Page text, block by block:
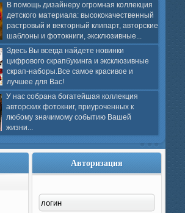
В помощь дизайнеру огромная коллекция
детского материала: высококачественный
растровый и векторный клипарт, авторские
шаблоны и фотокниги, эксклюзивные...
Здесь Вы всегда найдете новинки
цифрового скрапбукинга и эксклюзивные
скрап-наборы.Все самое красивое и
лучшее для Вас!
У нас собрана богатейшая коллекция
авторских фотокниг, приуроченных к
любому значимому событию Вашей
жизни...
Авторизация